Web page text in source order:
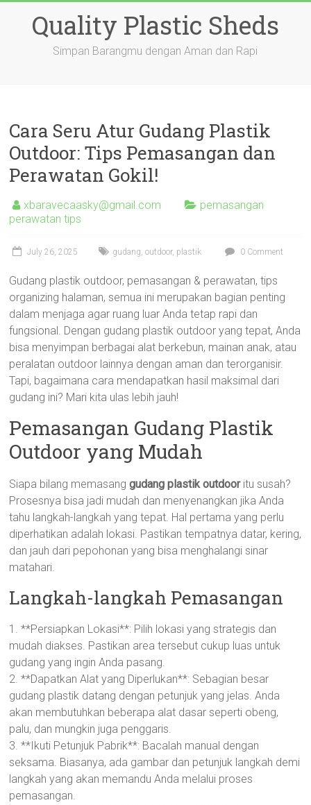
contentQuality Plastic Sheds
Simpan Barangmu dengan Aman dan Rapi
Cara Seru Atur Gudang Plastik
Outdoor: Tips Pemasangan dan
Perawatan Gokil!
xbaravecaasky@gmail.com
pemasangan
perawatan tips
July 26, 2025 gudang,outdoor, plastik 0 Comment
Gudang plastik outdoor, pemasangan & perawatan, tips
organizing halaman, semua ini merupakan bagian penting
dalam menjaga agar ruang luar Anda tetap rapi dan
fungsional. Dengan gudang plastik outdoor yang tepat, Anda
bisa menyimpan berbagai alat berkebun, mainan anak, atau
peralatan outdoor lainnya dengan aman dan terorganisir.
Tapi, bagaimana cara mendapatkan hasil maksimal dari
gudang ini? Mari kita ulas lebih jauh!
Pemasangan Gudang Plastik
Outdoor yang Mudah
Siapa bilang memasanggudang plastik outdooritu susah?
Prosesnya bisa jadi mudah dan menyenangkan jika Anda
tahu langkah-langkah yang tepat. Hal pertama yang perlu
diperhatikan adalah lokasi. Pastikan tempatnya datar, kering,
dan jauh dari pepohonan yang bisa menghalangi sinar
matahari.
Langkah-langkah Pemasangan
1. **Persiapkan Lokasi**: Pilih lokasi yang strategis dan
mudah diakses. Pastikan area tersebut cukup luas untuk
gudang yang ingin Anda pasang.
2. **Dapatkan Alat yang Diperlukan**: Sebagian besar
gudang plastik datang dengan petunjuk yang jelas. Anda
akan membutuhkan beberapa alat dasar seperti obeng,
palu, dan mungkin juga penggaris.
3. **Ikuti Petunjuk Pabrik**: Bacalah manual dengan
seksama. Biasanya, ada gambar dan petunjuk langkah demi
langkah yang akan memandu Anda melalui proses
pemasangan.